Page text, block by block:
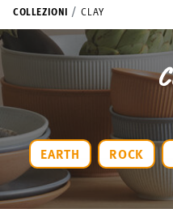
COLLEZIONI CLAY
EARTH ROCK